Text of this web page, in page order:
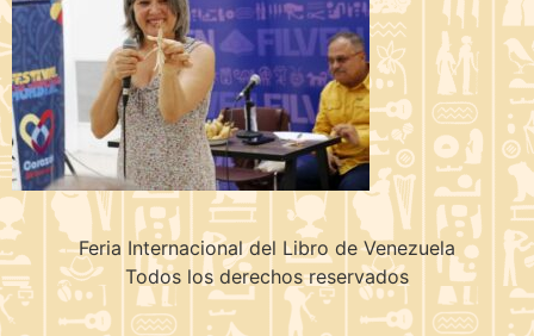
Feria Internacional del Libro de Venezuela
Todos los derechos reservados